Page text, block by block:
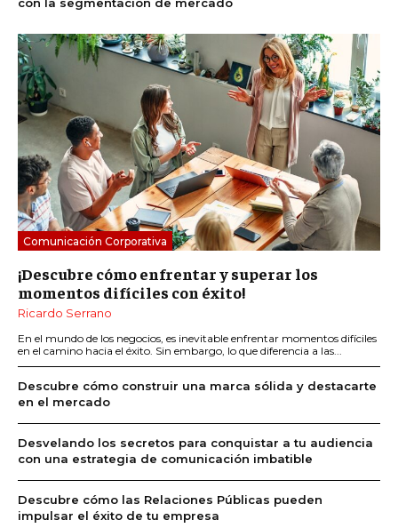
Comunicación Corporativa
¡Descubre cómo enfrentar y superar los
momentos difíciles con éxito!
Ricardo Serrano
En el mundo de los negocios, es inevitable enfrentar momentos difíciles
en el camino hacia el éxito. Sin embargo, lo que diferencia a las...
Descubre cómo construir una marca sólida y destacarte
en el mercado
Desvelando los secretos para conquistar a tu audiencia
con una estrategia de comunicación imbatible
Descubre cómo las Relaciones Públicas pueden
impulsar el éxito de tu empresa